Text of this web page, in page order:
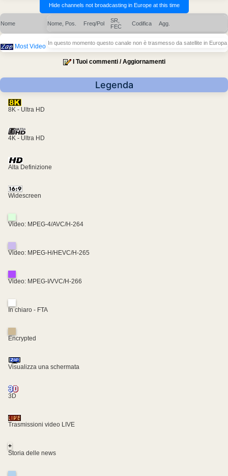
Nome Nome, Pos. Freq/Pol
SR,
FEC
Codifica Agg.
Most Video In questo momento questo canale non è trasmesso da satellite in Europa
I Tuoi commenti / Aggiornamenti
Legenda
8K - Ultra HD
4K - Ultra HD
Alta Definizione
Widescreen
Video: MPEG-4/AVC/H-264
Video: MPEG-H/HEVC/H-265
Video: MPEG-I/VVC/H-266
In chiaro - FTA
Encrypted
Visualizza una schermata
3D
Trasmissioni video LIVE
+
Storia delle news